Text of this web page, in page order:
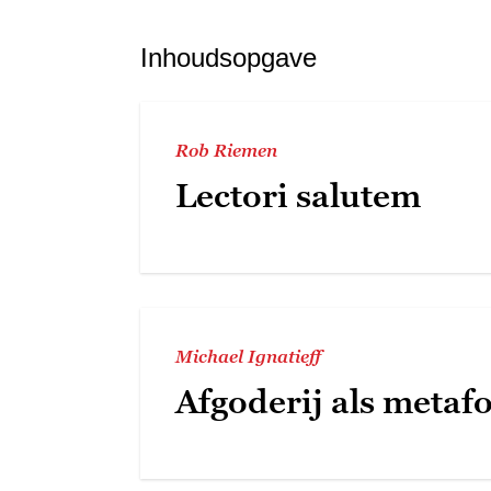
Inhoudsopgave
Rob Riemen
Lectori salutem
Michael Ignatieff
Afgoderij als